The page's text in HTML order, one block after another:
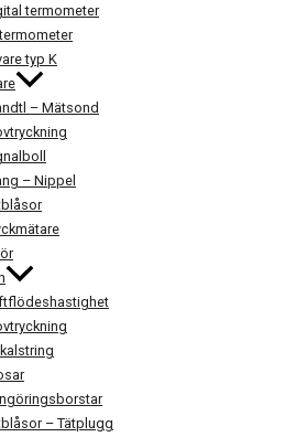
termometer
typ K
– Mätsond
– Nippel
– Tätplugg